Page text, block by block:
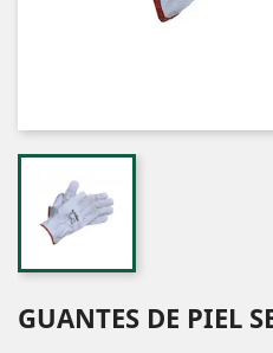
GUANTES DE PIEL